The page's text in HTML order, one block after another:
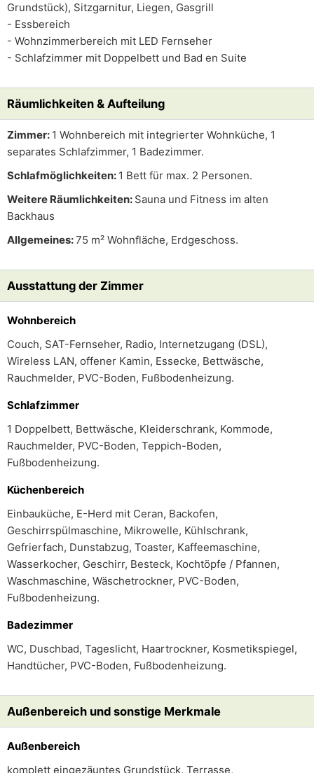
Grundstück), Sitzgarnitur, Liegen, Gasgrill
- Essbereich
- Wohnzimmerbereich mit LED Fernseher
- Schlafzimmer mit Doppelbett und Bad en Suite
Räumlichkeiten & Aufteilung
Zimmer: 1 Wohnbereich mit integrierter Wohnküche, 1
separates Schlafzimmer, 1 Badezimmer.
Schlafmöglichkeiten: 1 Bett für max. 2 Personen.
Weitere Räumlichkeiten: Sauna und Fitness im alten
Backhaus
Allgemeines:75 m² Wohnfläche, Erdgeschoss.
Ausstattung der Zimmer
Wohnbereich
Couch, SAT-Fernseher, Radio, Internetzugang (DSL),
Wireless LAN, offener Kamin, Essecke, Bettwäsche,
Rauchmelder, PVC-Boden, Fußbodenheizung.
Schlafzimmer
1 Doppelbett, Bettwäsche, Kleiderschrank, Kommode,
Rauchmelder, PVC-Boden, Teppich-Boden,
Fußbodenheizung.
Küchenbereich
Einbauküche, E-Herd mit Ceran, Backofen,
Geschirrspülmaschine, Mikrowelle, Kühlschrank,
Gefrierfach, Dunstabzug, Toaster, Kaffeemaschine,
Wasserkocher, Geschirr, Besteck, Kochtöpfe / Pfannen,
Waschmaschine, Wäschetrockner, PVC-Boden,
Fußbodenheizung.
Badezimmer
WC, Duschbad, Tageslicht, Haartrockner, Kosmetikspiegel,
Handtücher, PVC-Boden, Fußbodenheizung.
Außenbereich und sonstige Merkmale
Außenbereich
komplett eingezäuntes Grundstück, Terrasse,